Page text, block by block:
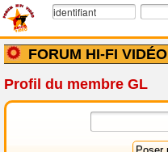
FORUM HI-FI VIDÉO
Profil du membre GL